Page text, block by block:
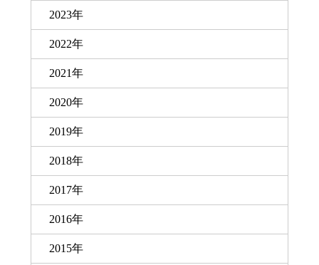
2023年
2022年
2021年
2020年
2019年
2018年
2017年
2016年
2015年